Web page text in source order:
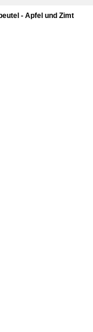
- Apfel und Zimt